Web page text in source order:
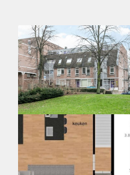
Huisdieren toegestaan:
Huurtoeslag grens: Ja
Geschikt voor studenten: